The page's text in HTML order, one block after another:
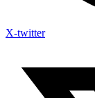
X-twitter